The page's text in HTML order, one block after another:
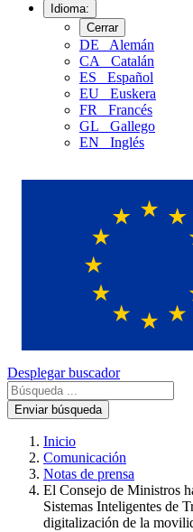
Idioma:
Cerrar
DE
Alemán
CA
Catalán
ES
Español
EU
Euskera
FR
Francés
GL
Gallego
EN
Inglés
Desplegar buscador
Enviar búsqueda
Inicio
Comunicación
Notas de prensa
El Consejo de Ministros
Sistemas Inteligentes de
digitalización de la